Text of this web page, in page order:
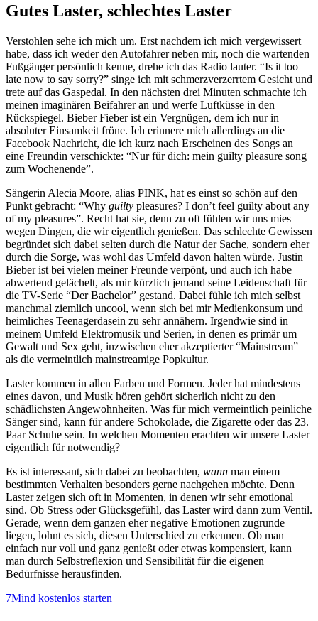
Gutes Laster, schlechtes Laster
Verstohlen sehe ich mich um. Erst nachdem ich mich vergewissert
habe, dass ich weder den Autofahrer neben mir, noch die wartenden
Fußgänger persönlich kenne, drehe ich das Radio lauter. “Is it too
late now to say sorry?” singe ich mit schmerzverzerrtem Gesicht und
trete auf das Gaspedal. In den nächsten drei Minuten schmachte ich
meinen imaginären Beifahrer an und werfe Luftküsse in den
Rückspiegel. Bieber Fieber ist ein Vergnügen, dem ich nur in
absoluter Einsamkeit fröne. Ich erinnere mich allerdings an die
Facebook Nachricht, die ich kurz nach Erscheinen des Songs an
eine Freundin verschickte: “Nur für dich: mein guilty pleasure song
zum Wochenende”.
Sängerin Alecia Moore, alias PINK, hat es einst so schön auf den
Punkt gebracht: “Why guilty pleasures? I don’t feel guilty about any
of my pleasures”. Recht hat sie, denn zu oft fühlen wir uns mies
wegen Dingen, die wir eigentlich genießen. Das schlechte Gewissen
begründet sich dabei selten durch die Natur der Sache, sondern eher
durch die Sorge, was wohl das Umfeld davon halten würde. Justin
Bieber ist bei vielen meiner Freunde verpönt, und auch ich habe
abwertend gelächelt, als mir kürzlich jemand seine Leidenschaft für
die TV-Serie “Der Bachelor” gestand. Dabei fühle ich mich selbst
manchmal ziemlich uncool, wenn sich bei mir Medienkonsum und
heimliches Teenagerdasein zu sehr annähern. Irgendwie sind in
meinem Umfeld Elektromusik und Serien, in denen es primär um
Gewalt und Sex geht, inzwischen eher akzeptierter “Mainstream”
als die vermeintlich mainstreamige Popkultur.
Laster kommen in allen Farben und Formen. Jeder hat mindestens
eines davon, und Musik hören gehört sicherlich nicht zu den
schädlichsten Angewohnheiten. Was für mich vermeintlich peinliche
Sänger sind, kann für andere Schokolade, die Zigarette oder das 23.
Paar Schuhe sein. In welchen Momenten erachten wir unsere Laster
eigentlich für notwendig?
Es ist interessant, sich dabei zu beobachten, wann man einem
bestimmten Verhalten besonders gerne nachgehen möchte. Denn
Laster zeigen sich oft in Momenten, in denen wir sehr emotional
sind. Ob Stress oder Glücksgefühl, das Laster wird dann zum Ventil.
Gerade, wenn dem ganzen eher negative Emotionen zugrunde
liegen, lohnt es sich, diesen Unterschied zu erkennen. Ob man
einfach nur voll und ganz genießt oder etwas kompensiert, kann
man durch Selbstreflexion und Sensibilität für die eigenen
Bedürfnisse herausfinden.
7Mind kostenlos starten